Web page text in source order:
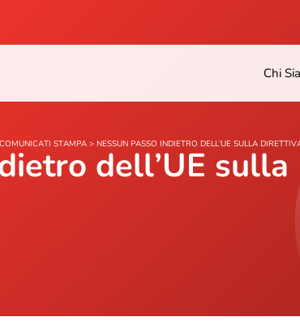
Chi
COMUNICATI STAMPA > NESSUN PASSO INDIETRO DELL’UE SULLA
dell’UE